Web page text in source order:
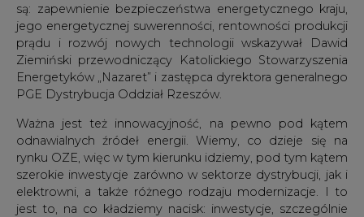
są: zapewnienie bezpieczeństwa energetycznego kraju,
jego energetycznej suwerenności, rentowności produkcji
prądu i rozwój nowych technologii wskazywał Dawid
Ziemiński przewodniczący Katolickiego Stowarzyszenia
Energetyków „Nazaret” i zastępca dyrektora generalnego
PGE Dystrybucja Oddział Rzeszów.
Ważna jest też innowacyjność, na pewno pod kątem
odnawialnych źródeł energii. Wiemy, co dzieje się na
rynku OZE, więc w tym kierunku idziemy, pod tym kątem
szerokie inwestycje zarówno w sektorze dystrybucji, jak i
elektrowni, a także różnego rodzaju modernizacje. I to
jest to, na co kładziemy nacisk: inwestycje, szczególnie